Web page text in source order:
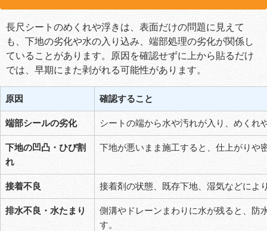
長尺シートのめくれや浮きは、表面だけの問題に見えて
も、下地の劣化や水の入り込み、端部処理の劣化が関係し
ていることがあります。原因を確認せずに上から貼るだけ
では、早期にまた剥がれる可能性があります。
原因 確認すること
端部シールの劣化 シートの端から水や汚れが入り、めくれ
下地の凹凸・ひび割
れ
下地が悪いまま施工すると、仕上がりや
接着不良 接着剤の状態、既存下地、湿気などによ
排水不良・水たまり
側溝やドレーンまわりに水が残ると、防
す。